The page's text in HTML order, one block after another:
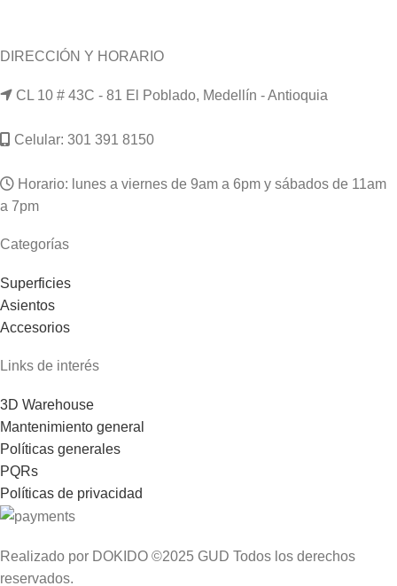
DIRECCIÓN Y HORARIO
CL 10 # 43C - 81 El Poblado, Medellín - Antioquia
Celular: 301 391 8150
Horario: lunes a viernes de 9am a 6pm y sábados de 11am
a 7pm
Categorías
Superficies
Asientos
Accesorios
Links de interés
3D Warehouse
Mantenimiento general
Políticas generales
PQRs
Políticas de privacidad
Realizado por DOKIDO ©2025 GUD Todos los derechos
reservados.